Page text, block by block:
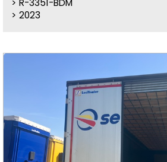
R-3351-BDM
2023